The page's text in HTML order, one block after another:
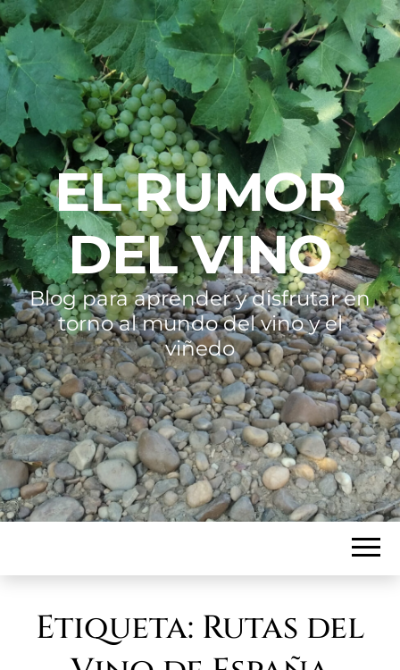
EL RUMOR
DEL VINO
Blog para aprender y disfrutar en
torno al mundo del vino y el
viñedo
Etiqueta: Rutas del